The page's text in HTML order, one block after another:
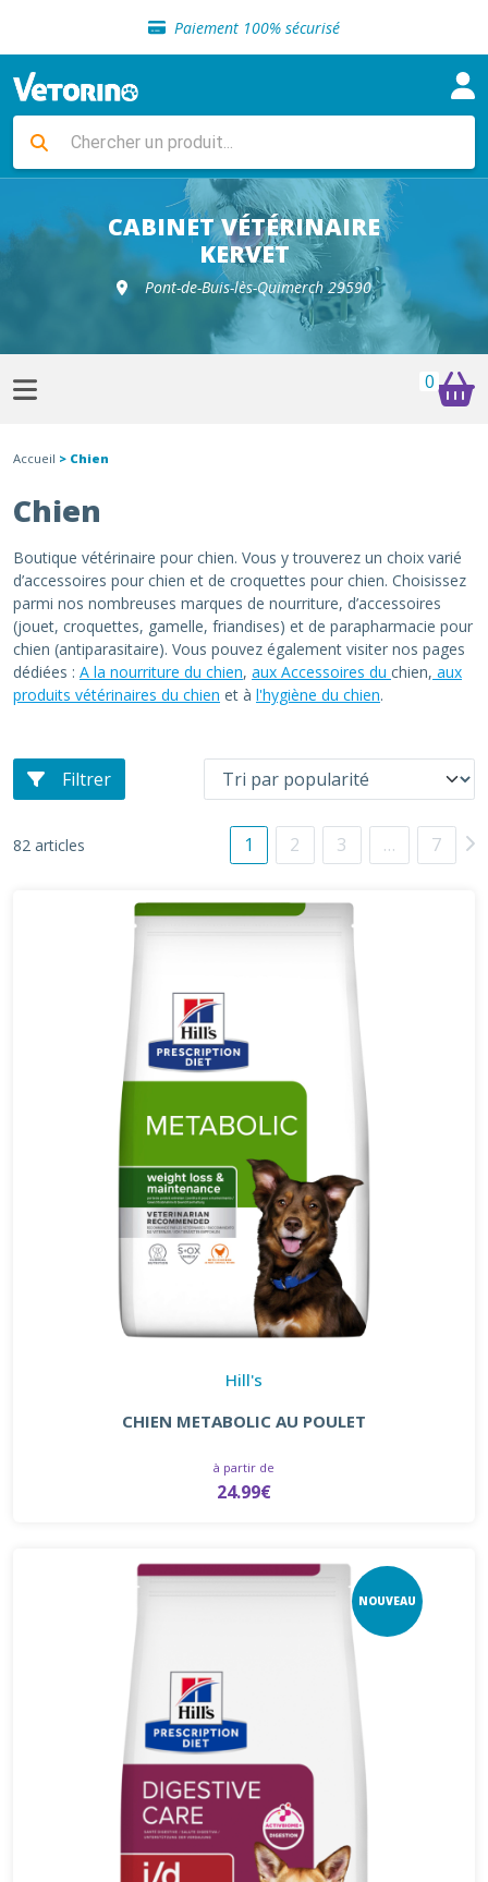
Paiement 100% sécurisé
Livraison gratuite en clinique vétérinaire
Sélection de croquettes vétérinaire
Livraison gratuite en clinique vétérinaire
Retour gratuit en clinique
Sélection de croquettes vétérinaire
CABINET VÉTÉRINAIRE
KERVET
Pont-de-Buis-lès-Quimerch 29590
0
Accueil > Chien
Chien
Boutique vétérinaire pour chien. Vous y trouverez un choix varié
d’accessoires pour chien et de croquettes pour chien. Choisissez
parmi nos nombreuses marques de nourriture, d’accessoires
(jouet, croquettes, gamelle, friandises) et de parapharmacie pour
chien (antiparasitaire). Vous pouvez également visiter nos pages
dédiées : A la nourriture du chien, aux Accessoires du chien, aux
produits vétérinaires du chien et à l'hygiène du chien.
Filtrer
82 articles 1 2 3 … 7
Hill's
CHIEN METABOLIC AU POULET
à partir de
24.99€
NOUVEAU